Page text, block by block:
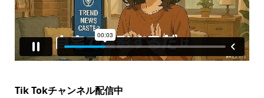
Tik Tokチャンネル配信中